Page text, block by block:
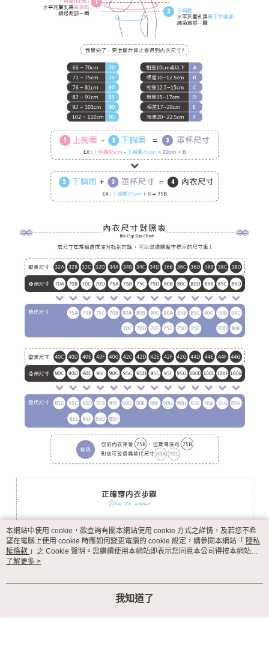
本網站中使用 cookie，欲查詢有關本網站使用 cookie 方式之詳情，及若您不希
望在電腦上使用 cookie 時應如何變更電腦的 cookie 設定，請參閱本網站「 隱私
權條款 」之 Cookie 聲明。您繼續使用本網站即表示您同意本公司得按本網站使
用條款之 Cookie 聲明使用 cookie。
了解更多 >
我知道了